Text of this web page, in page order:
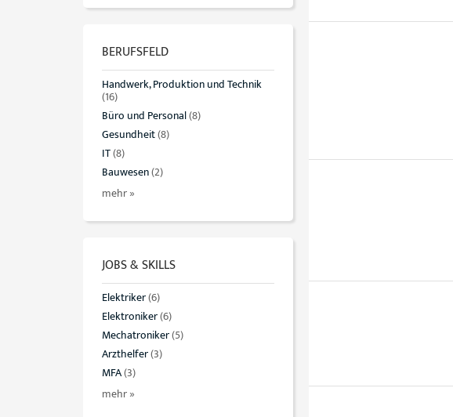
BERUFSFELD
Handwerk, Produktion und Technik
(16)
Büro und Personal(8)
Gesundheit(8)
IT(8)
Bauwesen(2)
mehr »
JOBS & SKILLS
Elektriker(6)
Elektroniker(6)
Mechatroniker(5)
Arzthelfer(3)
MFA(3)
mehr »